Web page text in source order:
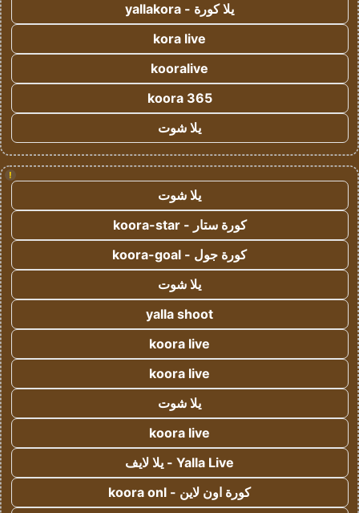
يلا كورة - yallakora
kora live
kooralive
koora 365
يلا شوت
!
يلا شوت
كورة ستار - koora-star
كورة جول - koora-goal
يلا شوت
yalla shoot
koora live
koora live
يلا شوت
koora live
Yalla Live - يلا لايف
كورة اون لاين - koora onl